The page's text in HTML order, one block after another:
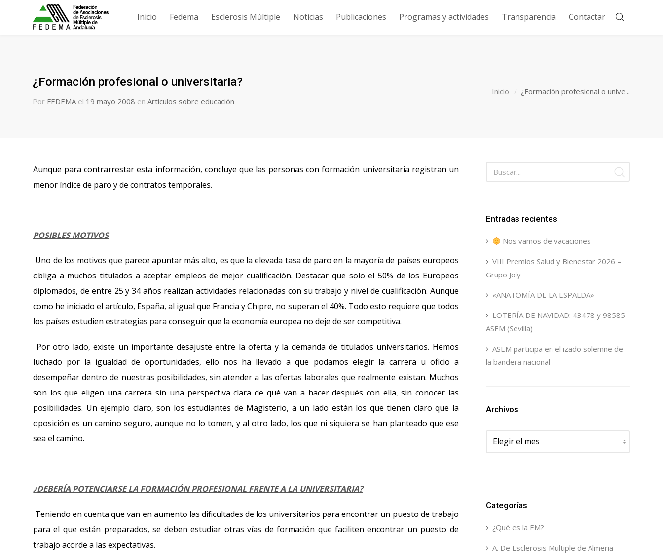
Inicio Fedema Esclerosis Múltiple Noticias Publicaciones Programas y actividades Transparencia Contactar
¿Formación profesional o universitaria?
Por FEDEMA el 19 mayo 2008 en Articulos sobre educación
Inicio ¿Formación profesional o unive...
Aunque para contrarrestar esta información, concluye que las personas con formación universitaria registran un
menor índice de paro y de contratos temporales.
POSIBLES MOTIVOS
Uno de los motivos que parece apuntar más alto, es que la elevada tasa de paro en la mayoría de países europeos
obliga a muchos titulados a aceptar empleos de mejor cualificación. Destacar que solo el 50% de los Europeos
diplomados, de entre 25 y 34 años realizan actividades relacionadas con su trabajo y nivel de cualificación. Aunque
como he iniciado el artículo, España, al igual que Francia y Chipre, no superan el 40%. Todo esto requiere que todos
los países estudien estrategias para conseguir que la economía europea no deje de ser competitiva.
Por otro lado, existe un importante desajuste entre la oferta y la demanda de titulados universitarios. Hemos
luchado por la igualdad de oportunidades, ello nos ha llevado a que podamos elegir la carrera u oficio a
desempeñar dentro de nuestras posibilidades, sin atender a las ofertas laborales que realmente existan. Muchos
son los que eligen una carrera sin una perspectiva clara de qué van a hacer después con ella, sin conocer las
posibilidades. Un ejemplo claro, son los estudiantes de Magisterio, a un lado están los que tienen claro que la
oposición es un camino seguro, aunque no lo tomen, y al otro lado, los que ni siquiera se han planteado que ese
sea el camino.
¿DEBERÍA POTENCIARSE LA FORMACIÓN PROFESIONAL FRENTE A LA UNIVERSITARIA?
Teniendo en cuenta que van en aumento las dificultades de los universitarios para encontrar un puesto de trabajo
para el que están preparados, se deben estudiar otras vías de formación que faciliten encontrar un puesto de
trabajo acorde a las expectativas.
Entradas recientes
Nos vamos de vacaciones
VIII Premios Salud y Bienestar 2026 –
Grupo Joly
«ANATOMÍA DE LA ESPALDA»
LOTERÍA DE NAVIDAD: 43478 y 98585
ASEM (Sevilla)
ASEM participa en el izado solemne de
la bandera nacional
Archivos
Archivos
Categorías
¿Qué es la EM?
A. De Esclerosis Multiple de Almeria